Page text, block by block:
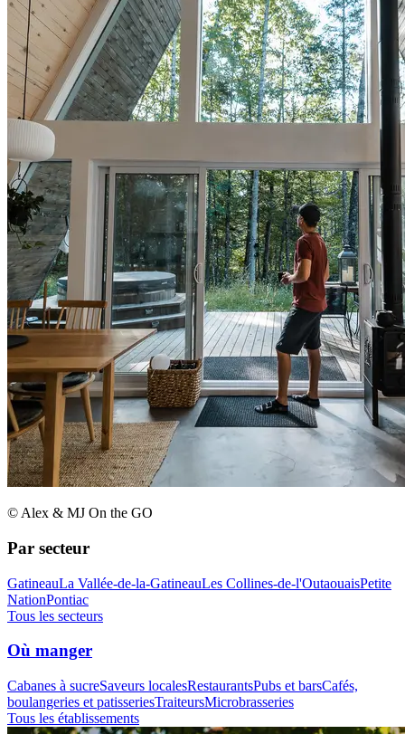
© Alex & MJ On the GO
Par secteur
GatineauLa Vallée-de-la-GatineauLes Collines-de-l'OutaouaisPetite
NationPontiac
Tous les secteurs
Où manger
Cabanes à sucreSaveurs localesRestaurantsPubs et barsCafés,
boulangeries et patisseriesTraiteursMicrobrasseries
Tous les établissements